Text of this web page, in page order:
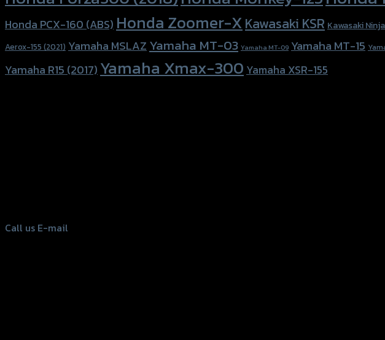
Honda PCX-160 (ABS) Honda Zoomer-XKawasaki KSR Kawasaki
Aerox-155 (2021) Yamaha MSLAZ Yamaha MT-03 Yamaha MT-09 Yamaha MT-15
Yamaha R15 (2017) Yamaha Xmax-300 Yamaha XSR-155
Call us E-mail